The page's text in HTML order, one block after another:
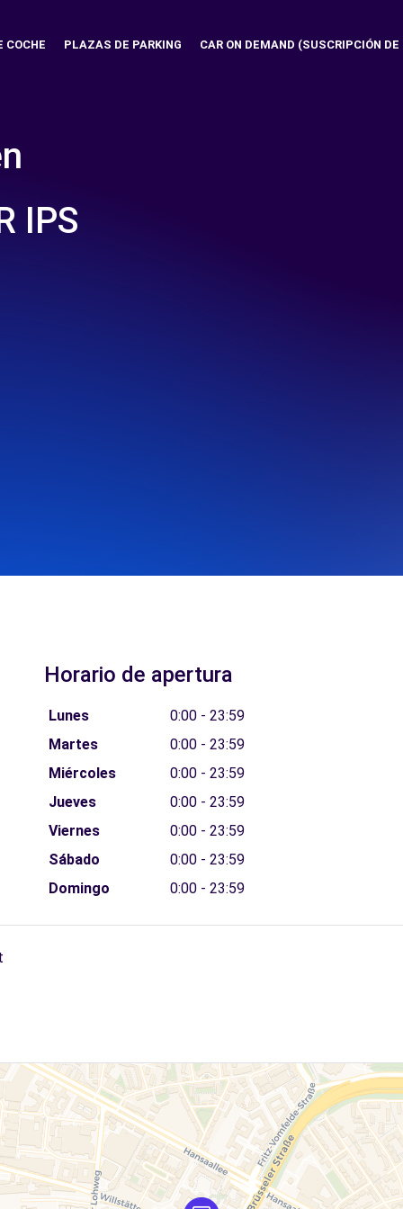
COCHE PLAZAS DE PARKING CAR ON DEMAND (SUSCRIPCIÓN DE
IPS
Horario de apertura
Lunes
0:00 - 23:59
Martes
0:00 - 23:59
Miércoles
0:00 - 23:59
Jueves
0:00 - 23:59
Viernes
0:00 - 23:59
Sábado
0:00 - 23:59
Domingo
0:00 - 23:59